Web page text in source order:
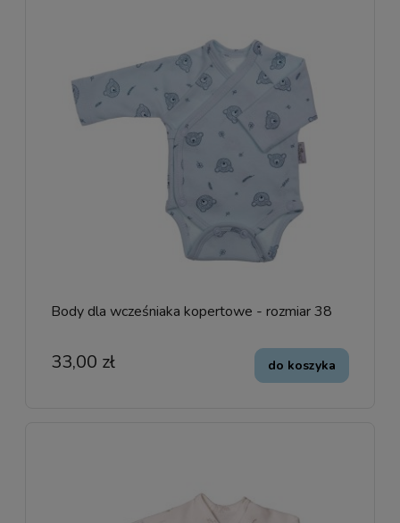
Body dla wcześniaka kopertowe - rozmiar 38
33,00 zł do koszyka